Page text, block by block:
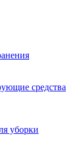
средства
уборки